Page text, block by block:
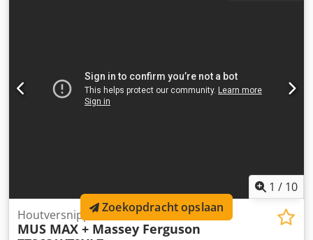
1 / 10
Houtversnipperaar
MUS MAX + Massey Ferguson
Zoekopdracht opslaan